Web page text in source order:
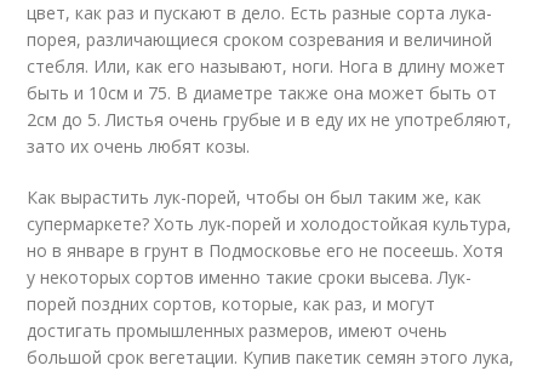
цвет, как раз и пускают в дело. Есть разные сорта лука-
порея, различающиеся сроком созревания и величиной
стебля. Или, как его называют, ноги. Нога в длину может
быть и 10см и 75. В диаметре также она может быть от
2см до 5. Листья очень грубые и в еду их не употребляют,
зато их очень любят козы.
Как вырастить лук-порей, чтобы он был таким же, как
супермаркете? Хоть лук-порей и холодостойкая культура,
но в январе в грунт в Подмосковье его не посеешь. Хотя
у некоторых сортов именно такие сроки высева. Лук-
порей поздних сортов, которые, как раз, и могут
достигать промышленных размеров, имеют очень
большой срок вегетации. Купив пакетик семян этого лука,